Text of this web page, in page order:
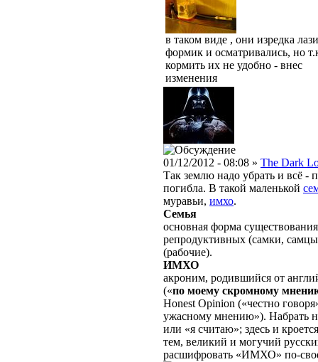
в таком виде , они изредка
формик и осматривались, но
кормить их не удобно - внес
изменения
01/12/2012 - 08:08 » The Dark
Так землю надо убрать и всё -
погибла. В такой маленькой
муравьи, имхо.
Семья
основная форма
репродуктивных (самки,
(рабочие).
ИМХО
акроним, родившийся от
(«по моему скромному
Honest Opinion («честно
ужасному мнению»). Набрать
или «я считаю»; здесь и
тем, великий и могучий
расшифровать «ИМХО» по-